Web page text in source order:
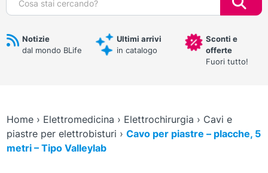
Notizie
dal mondo BLife
Ultimi arrivi
in catalogo
Sconti e
offerte
Fuori tutto!
Home› Elettromedicina › Elettrochirurgia › Cavi e
piastre per elettrobisturi › Cavo per piastre – placche, 5
metri – Tipo Valleylab